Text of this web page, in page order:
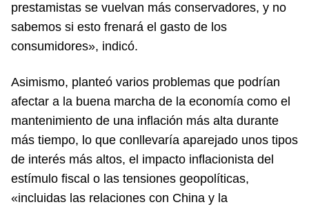
prestamistas se vuelvan más conservadores, y no
sabemos si esto frenará el gasto de los
consumidores», indicó.
Asimismo, planteó varios problemas que podrían
afectar a la buena marcha de la economía como el
mantenimiento de una inflación más alta durante
más tiempo, lo que conllevaría aparejado unos tipos
de interés más altos, el impacto inflacionista del
estímulo fiscal o las tensiones geopolíticas,
«incluidas las relaciones con China y la